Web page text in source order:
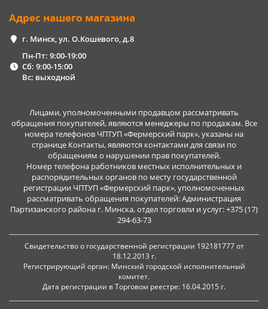
Адрес нашего магазина
г. Минск, ул. О.Кошевого, д.8
Пн-Пт: 9:00-19:00
Сб: 9:00-15:00
Вс: выходной
Лицами, уполномоченными продавцом рассматривать
обращения покупателей, являются менеджеры по продажам. Все
номера телефонов ЧПТУП «Фермерский парк», указаны на
странице Контакты, являются контактами для связи по
обращениям о нарушении прав покупателей.
Номер телефона работников местных исполнительных и
распорядительных органов по месту государственной
регистрации ЧПТУП «Фермерский парк», уполномоченных
рассматривать обращения покупателей: Администрация
Партизанского района г. Минска, отдел торговли и услуг: +375 (17)
294-63-73
Свидетельство о государственной регистрации 192181777 от
18.12.2013 г.
Регистрирующий орган: Минский городской исполнительный
комитет.
Дата регистрации в Торговом реестре: 16.04.2015 г.